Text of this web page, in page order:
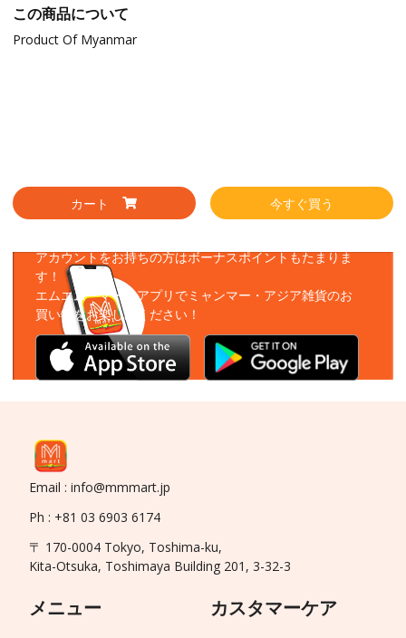
この商品について
Product Of Myanmar
カート 今すぐ買う
アカウントをお持ちの方はボーナスポイントもたまりま
す！
エムエムーマートアプリでミャンマー・アジア雑貨のお
買い物をお楽しみください！
Email : info@mmmart.jp
Ph : +81 03 6903 6174
〒 170-0004 Tokyo, Toshima-ku,
Kita-Otsuka, Toshimaya Building 201, 3-32-3
メニュー カスタマーケア